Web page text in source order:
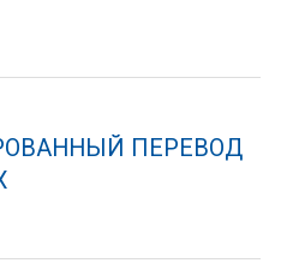
ПЕРЕВОД